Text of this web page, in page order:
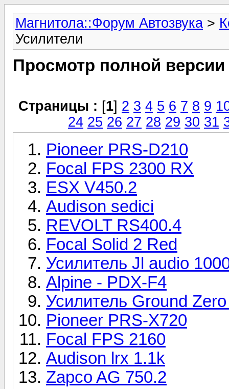
Магнитола::Форум Автозвука >
Усилители
Просмотр полной
Страницы : [1] 2 3 4 5 6 7 8 9
24 25 26 27 28 29 30 31
Pioneer PRS-D210
Focal FPS 2300 RX
ESX V450.2
Audison sedici
REVOLT RS400.4
Focal Solid 2 Red
Усилитель Jl audio
Alpine - PDX-F4
Усилитель Ground
Pioneer PRS-X720
Focal FPS 2160
Audison lrx 1.1k
Zapco AG 750.2